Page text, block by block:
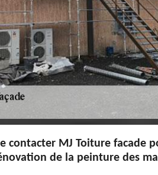
contacter MJ Toiture facade
de la peinture des